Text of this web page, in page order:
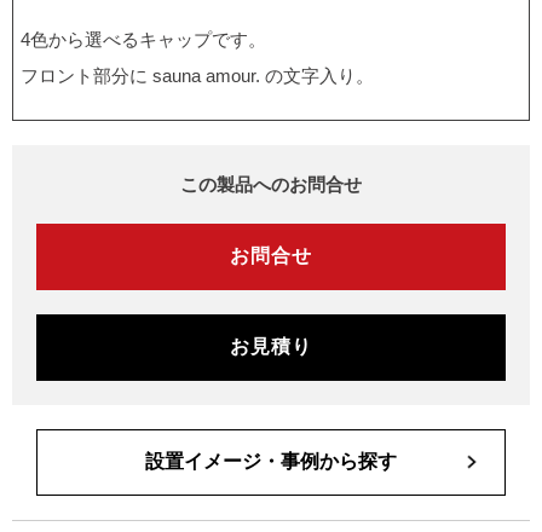
4色から選べるキャップです。
フロント部分に sauna amour. の文字入り。
この製品へのお問合せ
お問合せ
お見積り
設置イメージ・事例から探す